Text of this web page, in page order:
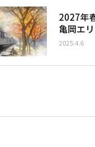
2027年
亀岡エ
2025.4.6